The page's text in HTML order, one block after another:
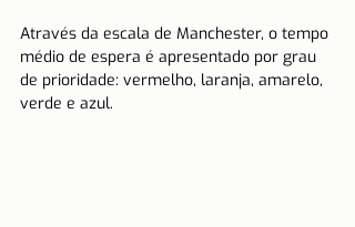
Através da escala de Manchester, o tempo
médio de espera é apresentado por grau
de prioridade: vermelho, laranja, amarelo,
verde e azul.